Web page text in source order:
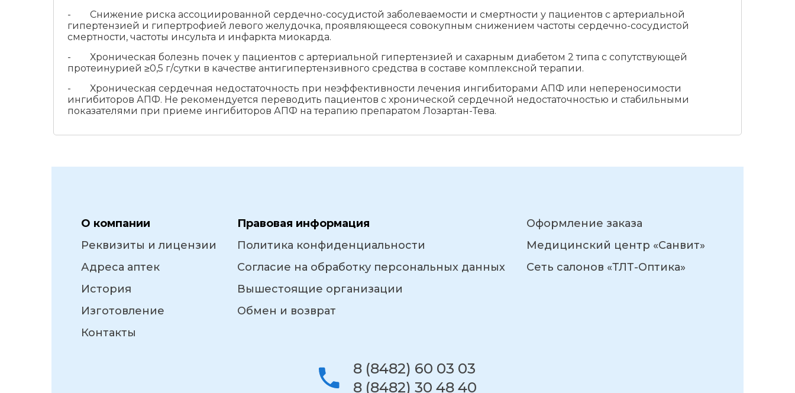
- Снижение риска ассоциированной сердечно-сосудистой заболеваемости и смертности у пациентов с артериальной
гипертензией и гипертрофией левого желудочка, проявляющееся совокупным снижением частоты сердечно-сосудистой
смертности, частоты инсульта и инфаркта миокарда.
- Хроническая болезнь почек у пациентов с артериальной гипертензией и сахарным диабетом 2 типа с сопутствующей
протеинурией ≥0,5 г/сутки в качестве антигипертензивного средства в составе комплексной терапии.
- Хроническая сердечная недостаточность при неэффективности лечения ингибиторами АПФ или непереносимости
ингибиторов АПФ. Не рекомендуется переводить пациентов с хронической сердечной недостаточностью и стабильными
показателями при приеме ингибиторов АПФ на терапию препаратом Лозартан-Тева.
О компании
Реквизиты и лицензии
Адреса аптек
История
Изготовление
Контакты
Правовая информация
Политика конфиденциальности
Согласие на обработку персональных данных
Вышестоящие организации
Обмен и возврат
Оформление заказа
Медицинский центр «Санвит»
Сеть салонов «ТЛТ-Оптика»
8 (8482) 60 03 03
8 (8482) 30 48 40